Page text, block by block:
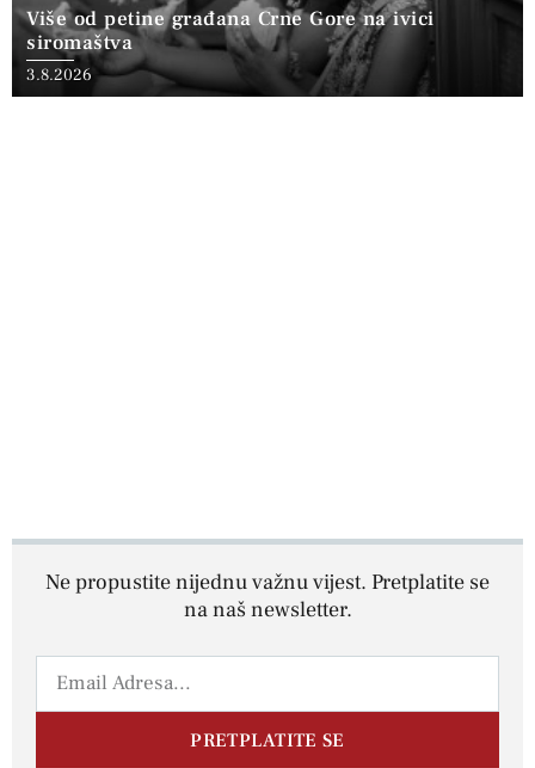
Više od petine građana Crne Gore na ivici
siromaštva
3.8.2026
Ne propustite nijednu važnu vijest. Pretplatite se
na naš newsletter.
PRETPLATITE SE